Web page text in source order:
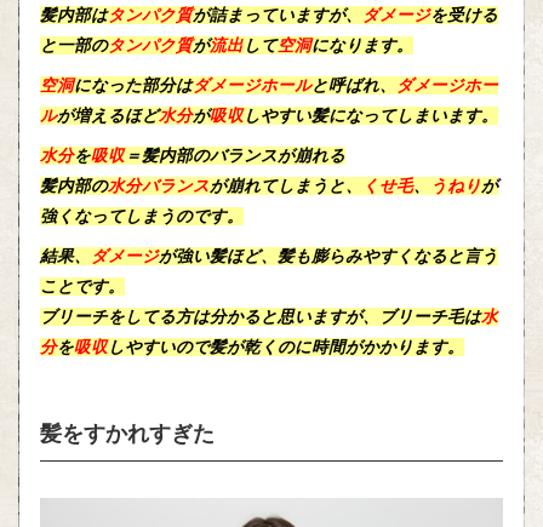
髪内部はタンパク質が詰まっていますが、 ダメージを受ける
と一部のタンパク質が流出して空洞になります。
空洞になった部分はダメージホールと呼ばれ、
ダメージホー
ルが増えるほど水分が吸収しやすい髪になってしまいます。
水分を吸収＝髪内部のバランスが崩れる
髪内部の水分バランス が崩れてしまうと、 くせ毛、 うねり が
強くなってしまうのです。
結果、 ダメージが強い髪ほど、髪も膨らみやすくなると言う
ことです。
ブリーチをしてる方は分かると思いますが、ブリーチ毛は水
分を吸収しやすいので髪が乾くのに時間がかかります。
髪をすかれすぎた